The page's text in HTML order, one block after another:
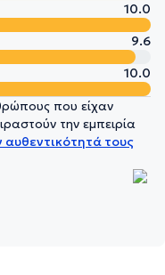
10.0
9.6
10.0
που είχαν
την εμπειρία
τους